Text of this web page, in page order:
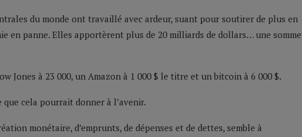
du monde ont travaillé avec ardeur, suant pour soutirer de plus en
en panne. Elles apportèrent plus de 20 milliards de dollars… une somme
Jones à 23 000, un Amazon à 1 000 $ le titre et un bitcoin à 6 000 $.
cela pourrait donner à l’avenir.
monétaire, d’emprunts, de dépenses et de dettes, semble à